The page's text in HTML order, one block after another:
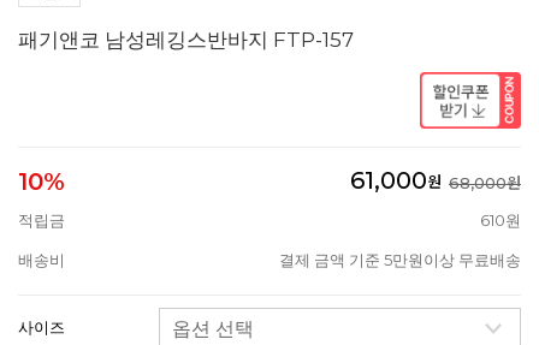
패기앤코 남성레깅스반바지 FTP-157
10% 61,000원 68,000원
적립금
610원
배송비 결제 금액 기준 5만원이상 무료배송
사이즈